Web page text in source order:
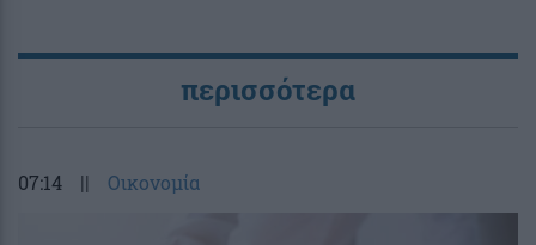
περισσότερα
07:14 || Οικονομία